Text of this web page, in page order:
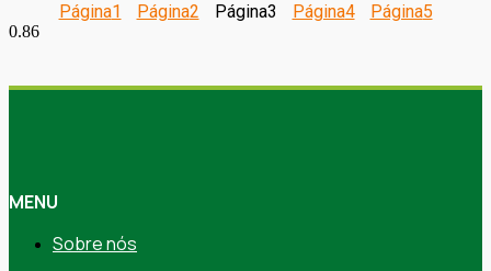
Página1 Página2 Página3 Página4 Página5
MENU
Sobre nós